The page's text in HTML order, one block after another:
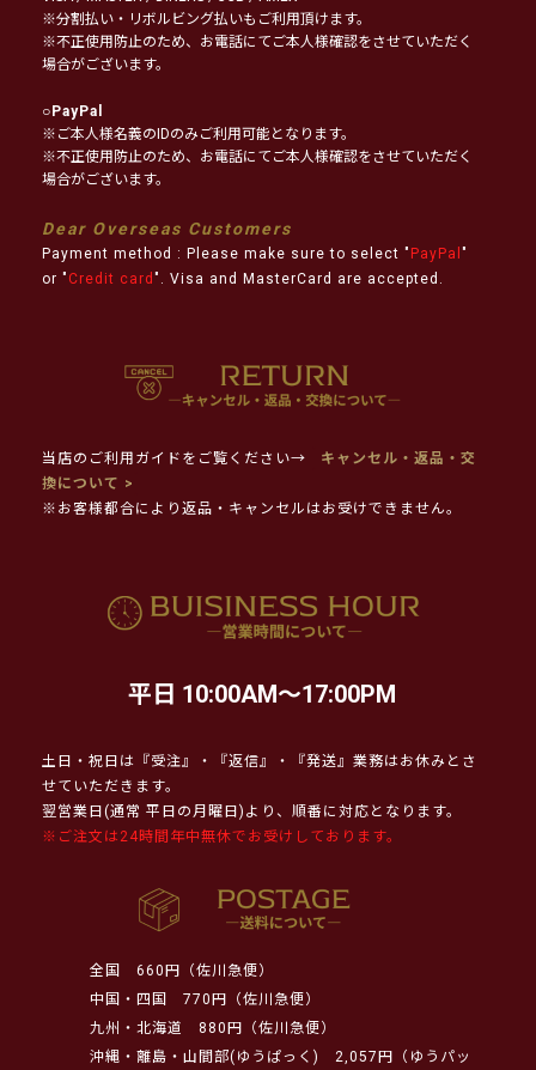
※分割払い・リボルビング払いもご利用頂けます。
※不正使用防止のため、お電話にてご本人様確認をさせていただく
場合がございます。
○PayPal
※ご本人様名義のIDのみご利用可能となります。
※不正使用防止のため、お電話にてご本人様確認をさせていただく
場合がございます。
Dear Overseas Customers
Payment method : Please make sure to select " PayPal "
or " Credit card ". Visa and MasterCard are accepted.
当店のご利用ガイドをご覧ください→
キャンセル・返品・交
換について >
※お客様都合により返品・キャンセルはお受けできません。
平日 10:00AM～17:00PM
土日・祝日は『受注』・『返信』・『発送』業務はお休みとさ
せていただきます。
翌営業日(通常 平日の月曜日)より、順番に対応となります。
※ご注文は24時間年中無休でお受けしております。
全国
660円（佐川急便）
中国・四国
770円（佐川急便）
九州・北海道
880円（佐川急便）
沖縄・離島・山間部(ゆうぱっく)
2,057円（ゆうパッ